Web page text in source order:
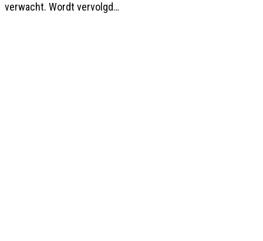
verwacht. Wordt vervolgd…